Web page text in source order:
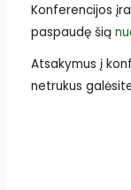
Konferencijos
paspaudę šią
Atsakymus į
netrukus